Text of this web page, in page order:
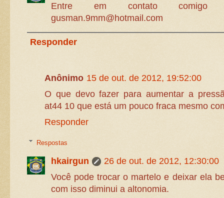
Entre em contato comigo
gusman.9mm@hotmail.com
Responder
Anônimo 15 de out. de 2012, 19:52:00
O que devo fazer para aumentar a
at44 10 que está um pouco fraca mesmo
Responder
Respostas
hkairgun
26 de out. de 2012, 12:30:00
Você pode trocar o martelo e deixar ela
com isso diminui a altonomia.